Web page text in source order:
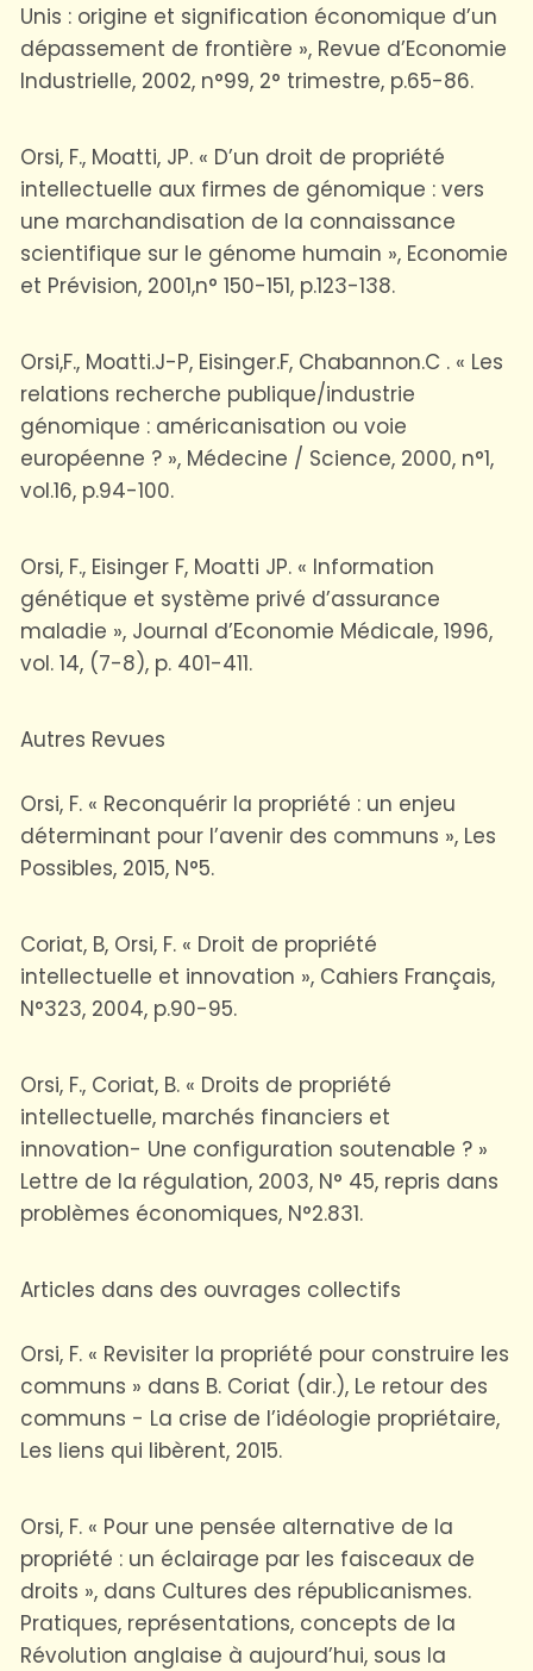
Unis : origine et signification économique d’un
dépassement de frontière », Revue d’Economie
Industrielle, 2002, n°99, 2° trimestre, p.65-86.
Orsi, F., Moatti, JP. « D’un droit de propriété
intellectuelle aux firmes de génomique : vers
une marchandisation de la connaissance
scientifique sur le génome humain », Economie
et Prévision, 2001,n° 150-151, p.123-138.
Orsi,F., Moatti.J-P, Eisinger.F, Chabannon.C . « Les
relations recherche publique/industrie
génomique : américanisation ou voie
européenne ? », Médecine / Science, 2000, n°1,
vol.16, p.94-100.
Orsi, F., Eisinger F, Moatti JP. « Information
génétique et système privé d’assurance
maladie », Journal d’Economie Médicale, 1996,
vol. 14, (7-8), p. 401-411.
Autres Revues
Orsi, F. « Reconquérir la propriété : un enjeu
déterminant pour l’avenir des communs », Les
Possibles, 2015, N°5.
Coriat, B, Orsi, F. « Droit de propriété
intellectuelle et innovation », Cahiers Français,
N°323, 2004, p.90-95.
Orsi, F., Coriat, B. « Droits de propriété
intellectuelle, marchés financiers et
innovation- Une configuration soutenable ? »
Lettre de la régulation, 2003, N° 45, repris dans
problèmes économiques, N°2.831.
Articles dans des ouvrages collectifs
Orsi, F. « Revisiter la propriété pour construire les
communs » dans B. Coriat (dir.), Le retour des
communs - La crise de l’idéologie propriétaire,
Les liens qui libèrent, 2015.
Orsi, F. « Pour une pensée alternative de la
propriété : un éclairage par les faisceaux de
droits », dans Cultures des républicanismes.
Pratiques, représentations, concepts de la
Révolution anglaise à aujourd’hui, sous la